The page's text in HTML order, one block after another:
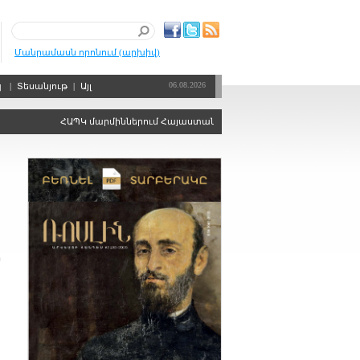
Մանրամասն որոնում (արխիվ)
| Տեսանյութ | Այլ 06.08.2026
ՀԱՊԿ մարմիններում Հայաստանին ձայնի իրավունքից զրկելու